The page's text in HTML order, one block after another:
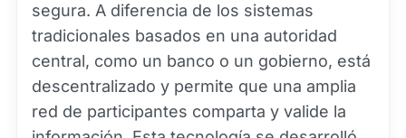
segura. A diferencia de los sistemas
tradicionales basados en una autoridad
central, como un banco o un gobierno, está
descentralizado y permite que una amplia
red de participantes comparta y valide la